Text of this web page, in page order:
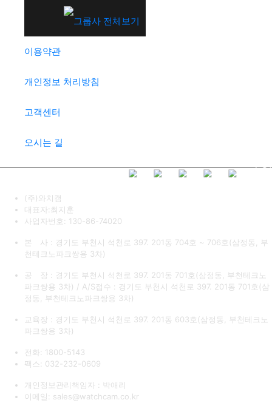
이용약관
개인정보 처리방침
고객센터
오시는 길
(주)와치캠
대표자:최지훈
사업자번호: 130-86-74020
본 사 : 경기도 부천시 석천로 397. 201동 704호 ~ 706호(삼정동, 부
천테크노파크쌍용 3차)
공 장 : 경기도 부천시 석천로 397. 201동 701호(삼정동, 부천테크노
파크쌍용 3차) / A/S접수 : 경기도 부천시 석천로 397. 201동 701호(삼
정동, 부천테크노파크쌍용 3차)
교육장 : 경기도 부천시 석천로 397. 201동 603호(삼정동, 부천테크노
파크쌍용 3차)
전화: 1800-5143
팩스: 032-232-0609
개인정보관리책임자 : 박애리
이메일: sales@watchcam.co.kr